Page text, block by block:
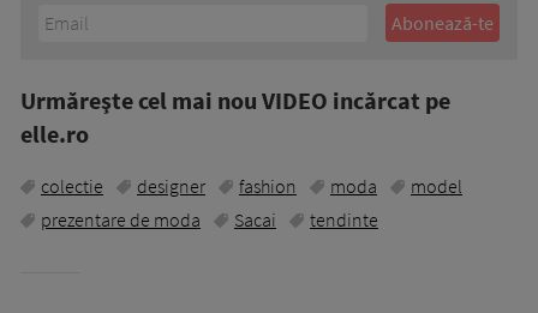
Urmăreşte cel mai nou VIDEO incărcat pe
elle.ro
colectie designer fashion moda
model
prezentare de moda
Sacai tendinte